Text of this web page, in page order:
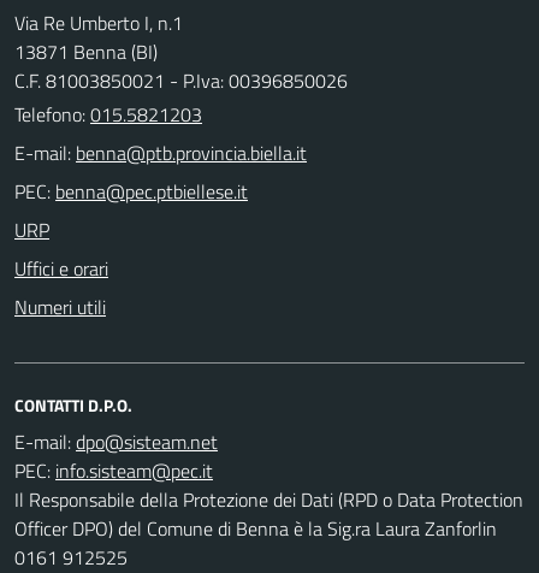
Via Re Umberto I, n.1
13871 Benna (BI)
C.F. 81003850021 - P.Iva: 00396850026
Telefono:015.5821203
E-mail:
PEC:
URP
Uffici e orari
Numeri utili
CONTATTI D.P.O.
E-mail:
PEC:
Il Responsabile della Protezione dei Dati (RPD o Data Protection
Officer DPO) del Comune di Benna è la Sig.ra Laura Zanforlin
0161 912525